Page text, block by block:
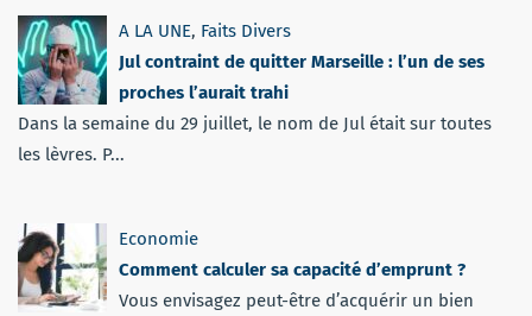
A LA UNE, Faits Divers
Jul contraint de quitter Marseille : l’un de ses
proches l’aurait trahi
Dans la semaine du 29 juillet, le nom de Jul était sur toutes
les lèvres. P...
Economie
Comment calculer sa capacité d’emprunt ?
Vous envisagez peut-être d’acquérir un bien